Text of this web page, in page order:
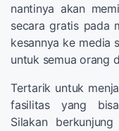
nantinya akan
secara gratis pada
kesannya ke media
untuk semua orang
Tertarik untuk
fasilitas yang
Silakan